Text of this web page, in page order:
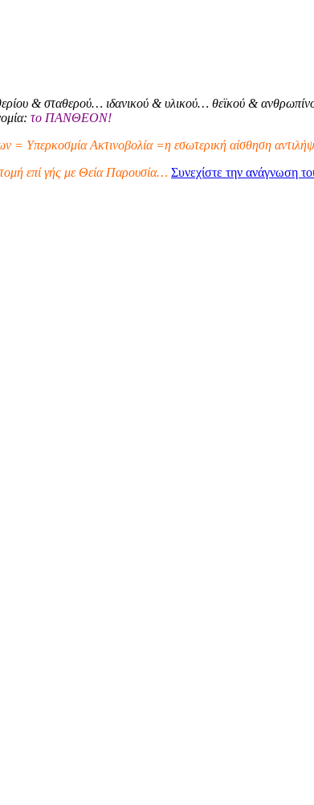
& σταθερού… ιδανικού & υλικού… θεϊκού &
το ΠΑΝΘΕΟΝ!
= Υπερκοσμία Ακτινοβολία =η εσωτερική αίσθηση
επί γής με Θεία Παρουσία… Συνεχίστε την ανάγνωση